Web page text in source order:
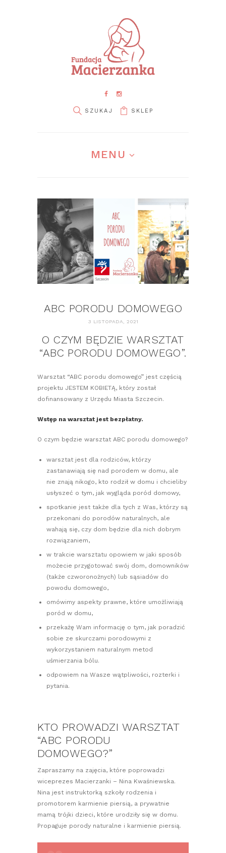
SKLEP
MENU
ABC PORODU DOMOWEGO
3 LISTOPADA, 2021
O CZYM BĘDZIE WARSZTAT
“ABC PORODU DOMOWEGO”.
Warsztat “ABC porodu domowego” jest częścią
projektu JESTEM KOBIETĄ, który został
dofinansowany z Urzędu Miasta Szczecin.
Wstęp na warsztat jest bezpłatny.
O czym będzie warsztat ABC porodu domowego?
warsztat jest dla rodziców, którzy
zastanawiają się nad porodem w domu, ale
nie znają nikogo, kto rodził w domu i chcieliby
usłyszeć o tym, jak wygląda poród domowy,
spotkanie jest także dla tych z Was, którzy są
przekonani do porodów naturalnych, ale
wahają się, czy dom będzie dla nich dobrym
rozwiązaniem,
w trakcie warsztatu opowiem w jaki sposób
możecie przygotować swój dom, domowników
(także czworonożnych) lub sąsiadów do
powodu domowego,
omówimy aspekty prawne, które umożliwiają
poród w domu,
przekażę Wam informację o tym, jak poradzić
sobie ze skurczami porodowymi z
wykorzystaniem naturalnym metod
uśmierzania bólu.
odpowiem na Wasze wątpliwości, rozterki i
pytania.
KTO PROWADZI WARSZTAT
“ABC PORODU
DOMOWEGO?”
Zapraszamy na zajęcia, które poprowadzi
wiceprezes Macierzanki – Nina Kwaśniewska.
Nina jest instruktorką szkoły rodzenia i
promotorem karmienie piersią, a prywatnie
mamą trójki dzieci, które urodziły się w domu.
Propaguje porody naturalne i karmienie piersią.